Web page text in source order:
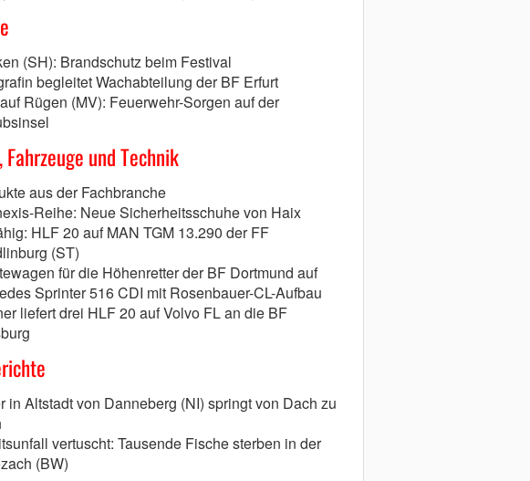
(SH): Brandschutz beim Festival
begleitet Wachabteilung der BF Erfurt
Rügen (MV): Feuerwehr-Sorgen auf der
und Technik
aus der Fachbranche
Reihe: Neue Sicherheitsschuhe von Haix
HLF 20 auf MAN TGM 13.290 der FF
(ST)
für die Höhenretter der BF Dortmund auf
Sprinter 516 CDI mit Rosenbauer-CL-Aufbau
liefert drei HLF 20 auf Volvo FL an die BF
in Altstadt von Danneberg (NI) springt von Dach zu
vertuscht: Tausende Fische sterben in der
(BW)